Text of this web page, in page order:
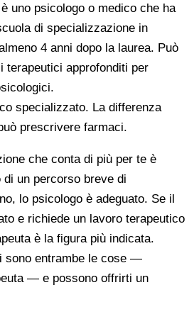
uno psicologo o medico che ha
di specializzazione in
4 anni dopo la laurea. Può
terapeutici approfonditi per
specializzato. La differenza
prescrivere farmaci.
che conta di più per te è
un percorso breve di
lo psicologo è adeguato. Se il
e richiede un lavoro terapeutico
è la figura più indicata.
sono entrambe le cose —
— e possono offrirti un